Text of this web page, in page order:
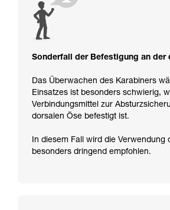
Sonderfall der Befestigung an der
Das Überwachen des Karabiners
Einsatzes ist besonders schwierig,
Verbindungsmittel zur
dorsalen Öse befestigt ist.
In diesem Fall wird die Verwendung
besonders dringend empfohlen.